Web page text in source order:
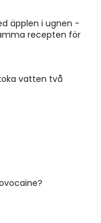
äpplen i ugnen -
recepten för
vatten två